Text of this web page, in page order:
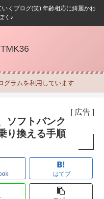
くブログ(笑) 年齢相応に綺麗かわ
く♪
グラムを利用しています
[ 広告 ]
ソフトバンク
り換える手順
はてブ